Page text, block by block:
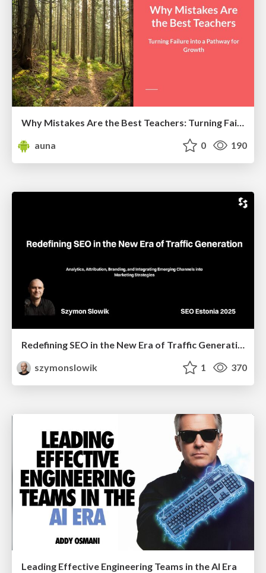
Why Mistakes Are the Best Teachers: Turning Failure into a Pathway for Growth
auna
0 190
Redefining SEO in the New Era of Traffic Generation
szymonslowik
1 370
Leading Effective Engineering Teams in the AI Era